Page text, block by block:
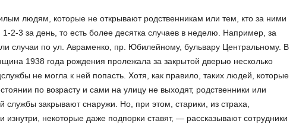
людям, которые не открывают родственникам или тем, кто за ними
2-3 за день, то есть более десятка случаев в неделю. Например, за
случаи по ул. Авраменко, пр. Юбилейному, бульвару Центральному. В
1938 года рождения пролежала за закрытой дверью несколько
не могла к ней попасть. Хотя, как правило, таких людей, которые
по возрасту и сами на улицу не выходят, родственники или
службы закрывают снаружи. Но, при этом, старики, из страха,
изнутри, некоторые даже подпорки ставят, — рассказывают сотрудники